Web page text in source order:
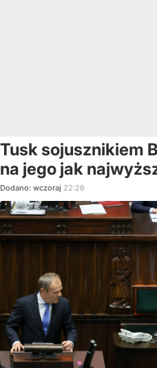
Tusk sojusznikiem
na jego jak
Dodano: wczoraj 22:26